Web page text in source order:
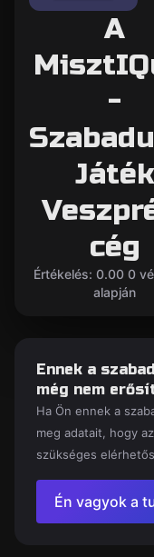
A
-
Játék
cég
Értékelés: 0.00 0
alapján
Ennek a
még nem
Ha Ön ennek a
meg adatait, hogy
szükséges
Én vagyok a